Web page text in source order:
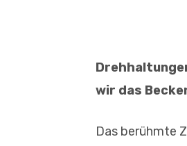
wir das
Das berühmte